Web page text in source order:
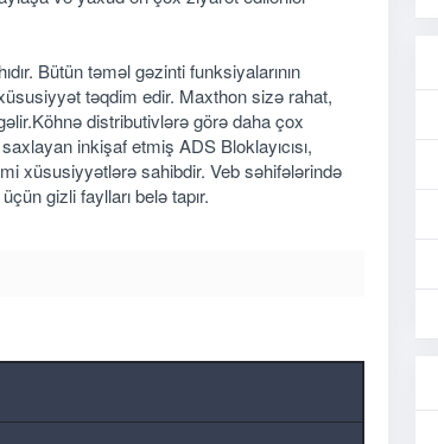
Bütün təməl gəzinti funksiyalarının
təqdim edir. Maxthon sizə rahat,
distributivlərə görə daha çox
inkişaf etmiş ADS Bloklayıcısı,
xüsusiyyətlərə sahibdir. Veb səhifələrində
gizli faylları belə tapır.